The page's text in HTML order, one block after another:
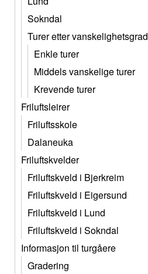
Sokndal
Turer etter vanskelighetsgrad
Enkle turer
Middels vanskelige turer
Krevende turer
Friluftsleirer
Friluftsskole
Dalaneuka
Friluftskvelder
Friluftskveld i Bjerkreim
Friluftskveld i Eigersund
Friluftskveld i Lund
Friluftskveld i Sokndal
Informasjon til turgåere
Gradering